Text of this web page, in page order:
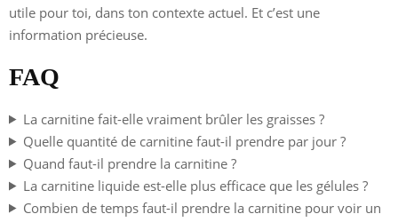
utile pour toi, dans ton contexte actuel. Et c’est une
information précieuse.
FAQ
La carnitine fait-elle vraiment brûler les graisses ?
Quelle quantité de carnitine faut-il prendre par jour ?
Quand faut-il prendre la carnitine ?
La carnitine liquide est-elle plus efficace que les gélules ?
Combien de temps faut-il prendre la carnitine pour voir un